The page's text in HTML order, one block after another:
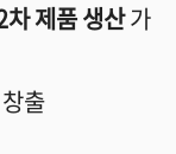
차 제품 생산가
출